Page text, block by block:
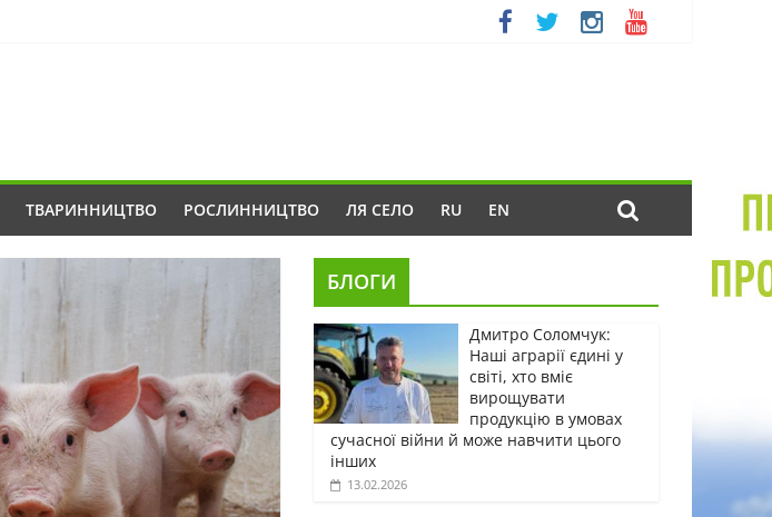
ТВАРИННИЦТВО РОСЛИННИЦТВО ЛЯ СЕЛО RU EN
БЛОГИ
Дмитро Соломчук:
Наші аграрії єдині у
світі, хто вміє
вирощувати
продукцію в умовах
сучасної війни й може навчити цього
інших
13.02.2026